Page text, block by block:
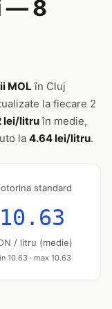
— 8
MOL în Cluj
la fiecare 2
lei/litruîn medie,
la 4.64 lei/litru.
standard
10.63
/ litru (medie)
10.63 · max 10.63